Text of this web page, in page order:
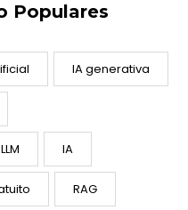
Populares
IA generativa
LLM IA
RAG